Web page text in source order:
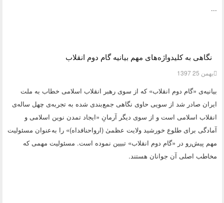
...
نگاهی به کلیدواژه‌های مهم بیانیه گام دوم انقلاب
بهمن 25 1397
بیانیه‌ی «گام دوم انقلاب» که از سوی رهبر انقلاب اسلامی خطاب به ملت
ایران صادر شد از سویی حاوی نگاهی جمع‌بندی شده به تجربه‌ی چهل ساله‌ی
انقلاب اسلامی است و از سوی دیگر آرمانِ «ایجاد تمدن نوین اسلامی و
آمادگی برای طلوع خورشید ولایت عظمیٰ (ارواحنافداه)» را به‌عنوان مسئولیت
مهم پیش‌رو در «گام دوم انقلاب» تبیین نموده است. مسئولیت مهمی که
مخاطب اصلی آن جوانان هستند.